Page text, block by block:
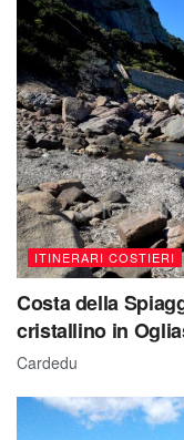
ITINERARI COSTIERI
Costa della
cristallino in
Cardedu